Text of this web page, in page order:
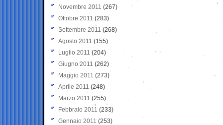
Novembre 2011 (267)
Ottobre 2011 (283)
Settembre 2011 (268)
Agosto 2011 (155)
Luglio 2011 (204)
Giugno 2011 (262)
Maggio 2011 (273)
Aprile 2011 (248)
Marzo 2011 (255)
Febbraio 2011 (233)
Gennaio 2011 (253)